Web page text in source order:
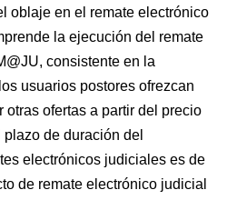
oblaje en el remate electrónico
la ejecución del remate
consistente en la
usuarios postores ofrezcan
ofertas a partir del precio
de duración del
electrónicos judiciales es de
de remate electrónico judicial